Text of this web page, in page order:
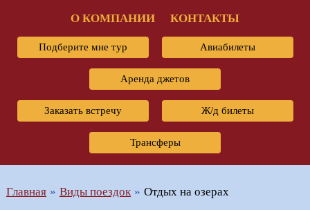
О КОМПАНИИ КОНТАКТЫ
Подберите мне тур Авиабилеты
Аренда джетов
Заказать встречу Ж/д билеты
Трансферы
Главная Виды поездок Отдых на озерах